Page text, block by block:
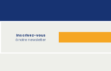
Inscrivez-vous
à notre newsletter